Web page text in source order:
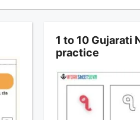
1 to 10 Gujarati
practice